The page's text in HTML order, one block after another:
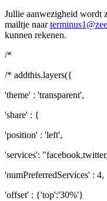
Jullie aanwezigheid wordt
mailtje naar
kunnen rekenen.
/*
/* addthis.layers({
'theme' : 'transparent',
'share' : {
'position' : 'left',
'services':
'numPreferredServices' : 4,
'offset' : {'top':'30%'}